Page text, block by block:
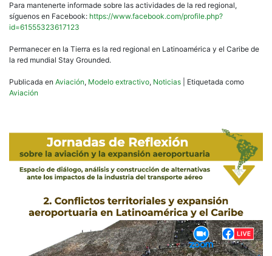
Para mantenerte informade sobre las actividades de la red regional,
síguenos en Facebook: https://www.facebook.com/profile.php?
id=61555323617123
Permanecer en la Tierra es la red regional en Latinoamérica y el Caribe de
la red mundial Stay Grounded.
Publicada en Aviación, Modelo extractivo, Noticias
Etiquetada como
Aviación